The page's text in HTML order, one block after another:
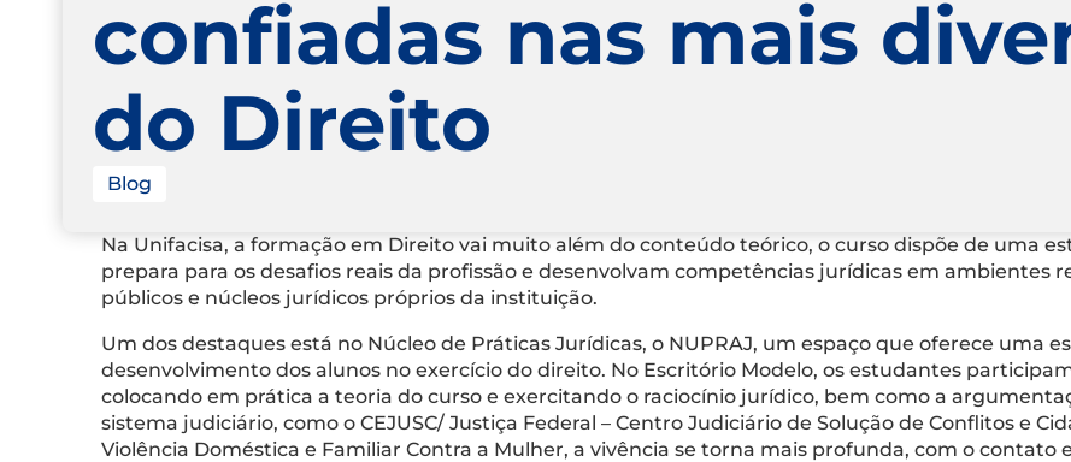
confiadas nas mais
do Direito
Blog
Na Unifacisa, a formação em Direito vai muito além do conteúdo teórico, o curso dispõe de uma
prepara para os desafios reais da profissão e desenvolvam competências jurídicas em ambientes
públicos e núcleos jurídicos próprios da instituição.
Um dos destaques está no Núcleo de Práticas Jurídicas, o NUPRAJ, um espaço que oferece uma
desenvolvimento dos alunos no exercício do direito. No Escritório Modelo, os estudantes
colocando em prática a teoria do curso e exercitando o raciocínio jurídico, bem como a
sistema judiciário, como o CEJUSC/ Justiça Federal – Centro Judiciário de Solução de Conflitos e
Violência Doméstica e Familiar Contra a Mulher, a vivência se torna mais profunda, com o contato